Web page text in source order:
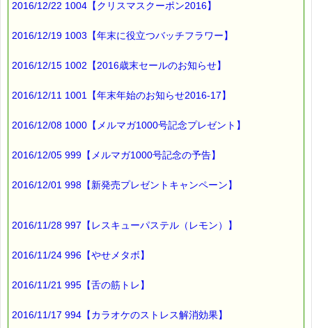
目に良くないことは
肌の色素沈着を
「スマホ焼け」というそうです。
紫外線を防ぐ日焼け止めは
効果がないそうです (-_-;)
対策としては
画面の光を弱める
2016/12/22 1004【クリスマスクーポン2016】
2016/12/19 1003【年末に役立つバッチフラワー】
2016/12/15 1002【2016歳末セールのお知らせ】
2016/12/11 1001【年末年始のお知らせ2016-17】
2016/12/08 1000【メルマガ1000号記念プレゼント】
2016/12/05 999【メルマガ1000号記念の予告】
2016/12/01 998【新発売プレゼントキャンペーン】
2016/11/28 997【レスキューパステル（レモン）】
2016/11/24 996【やせメタボ】
2016/11/21 995【舌の筋トレ】
2016/11/17 994【カラオケのストレス解消効果】